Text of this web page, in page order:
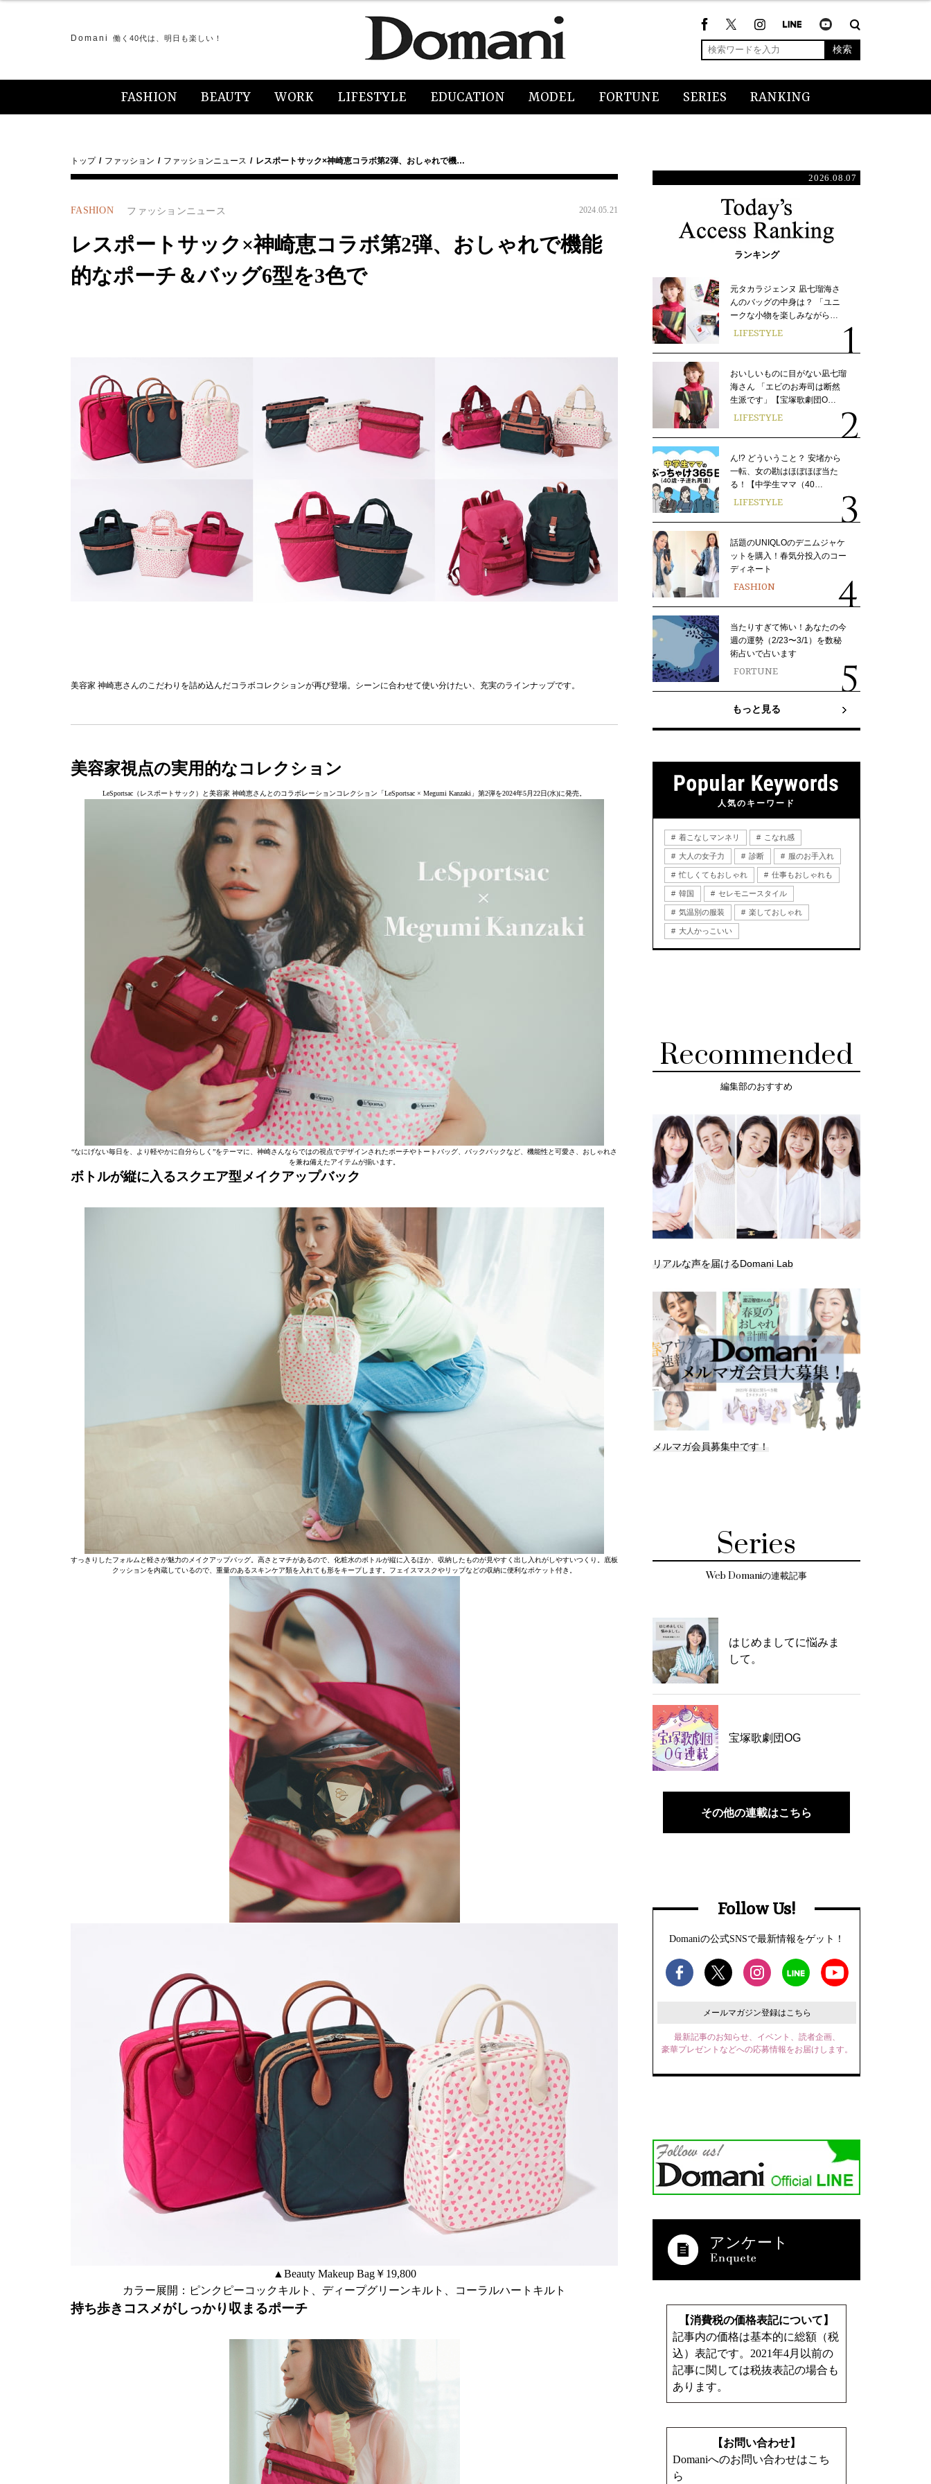
Domani 働く40代は、明日も楽しい！
検索
FASHION BEAUTY WORK LIFESTYLE EDUCATION MODEL FORTUNE SERIES RANKING
トップ ファッション ファッションニュース レスポートサック×神崎恵コラボ第2弾、おしゃれで機…
FASHION ファッションニュース 2024.05.21
レスポートサック×神崎恵コラボ第2弾、おしゃれで機能
的なポーチ＆バッグ6型を3色で
美容家 神崎恵さんのこだわりを詰め込んだコラボコレクションが再び登場。シーンに合わせて使い分けたい、充実のラインナップです。
美容家視点の実用的なコレクション
LeSportsac（レスポートサック）と美容家 神崎恵さんとのコラボレーションコレクション「LeSportsac × Megumi Kanzaki」第2弾を2024年5月22日(水)に発売。
“なにげない毎日を、より軽やかに自分らしく”をテーマに、神崎さんならではの視点でデザインされたポーチやトートバッグ、バックパックなど、機能性と可愛さ、おしゃれさ
を兼ね備えたアイテムが揃います。
ボトルが縦に入るスクエア型メイクアップバック
すっきりしたフォルムと軽さが魅力のメイクアップバッグ。高さとマチがあるので、化粧水のボトルが縦に入るほか、収納したものが見やすく出し入れがしやすいつくり。底板
クッションを内蔵しているので、重量のあるスキンケア類を入れても形をキープします。フェイスマスクやリップなどの収納に便利なポケット付き。
▲Beauty Makeup Bag￥19,800
カラー展開：ピンクピーコックキルト、ディープグリーンキルト、コーラルハートキルト
持ち歩きコスメがしっかり収まるポーチ
2026.08.07
ランキング
元タカラジェンヌ 凪七瑠海さ
んのバッグの中身は？ 「ユニ
ークな小物を楽しみながら…
LIFESTYLE
おいしいものに目がない凪七瑠
海さん 「エビのお寿司は断然
生派です」【宝塚歌劇団O…
LIFESTYLE
ん!? どういうこと？ 安堵から
一転、女の勘はほぼほぼ当た
る！【中学生ママ（40…
LIFESTYLE
話題のUNIQLOのデニムジャケ
ットを購入！春気分投入のコー
ディネート
FASHION
当たりすぎて怖い！あなたの今
週の運勢（2/23〜3/1）を数秘
術占いで占います
FORTUNE
もっと見る
人気のキーワード
着こなしマンネリ こなれ感
大人の女子力 診断 服のお手入れ
忙しくてもおしゃれ 仕事もおしゃれも
韓国 セレモニースタイル
気温別の服装 楽しておしゃれ
大人かっこいい
Recommended
編集部のおすすめ
リアルな声を届けるDomani Lab
メルマガ会員募集中です！
Series
Web Domaniの連載記事
はじめましてに悩みま
して。
宝塚歌劇団OG
その他の連載はこちら
Follow Us!
Domaniの公式SNSで最新情報をゲット！
メールマガジン登録はこちら
最新記事のお知らせ、イベント、読者企画、
豪華プレゼントなどへの応募情報をお届けします。
アンケート
【消費税の価格表記について】
記事内の価格は基本的に総額（税
込）表記です。2021年4月以前の
記事に関しては税抜表記の場合も
あります。
【お問い合わせ】
Domaniへのお問い合わせはこち
ら